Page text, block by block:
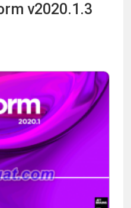
v2020.1.3